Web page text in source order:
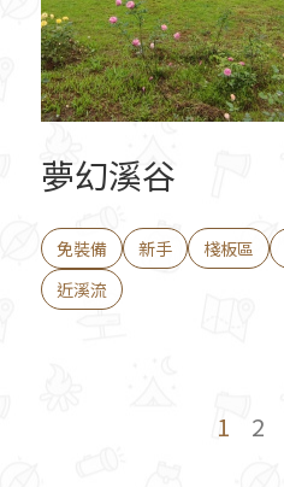
夢幻溪谷
免裝備 新手 棧板區
近溪流
1 2